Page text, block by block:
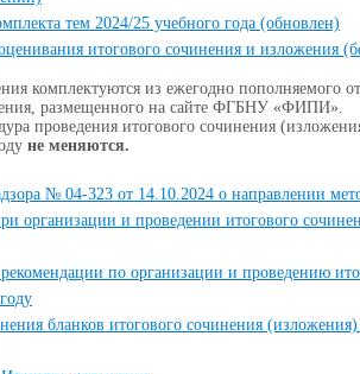
тем 2024/25 учебного года (обновлен)
итогового сочинения и изложения
комплектуются из ежегодно пополняемого
размещенного на сайте ФГБНУ «ФИПИ».
проведения итогового сочинения
не меняются.
№ 04-323 от 14.10.2024 о направлении
организации и проведении итогового
по организации и проведению
бланков итогового сочинения